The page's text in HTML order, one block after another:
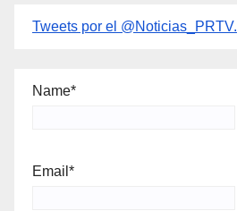
Tweets por el @Noticias_PRTV.
Name*
Email*